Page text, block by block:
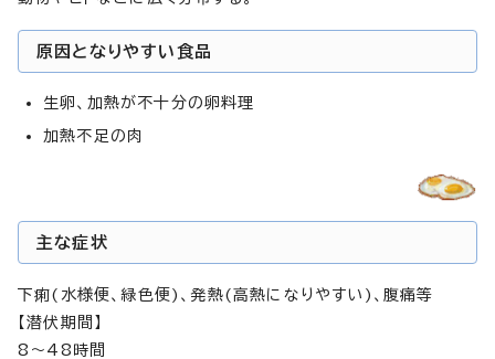
原因となりやすい食品
生卵、加熱が不十分の卵料理
加熱不足の肉
主な症状
下痢(水様便、緑色便)、発熱(高熱になりやすい)、腹痛等
【潜伏期間】
8～48時間